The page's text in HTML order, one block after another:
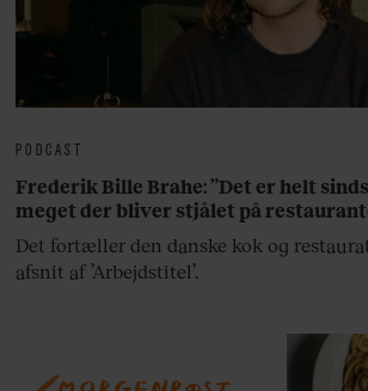
PODCAST
Frederik Bille Brahe: ”Det er helt
meget der bliver stjålet på
Det fortæller den danske kok og
afsnit af ’Arbejdstitel’.